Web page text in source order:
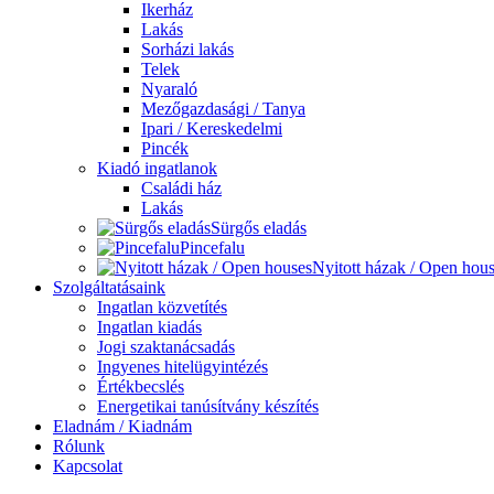
Ikerház
Lakás
Sorházi lakás
Telek
Nyaraló
Mezőgazdasági / Tanya
Ipari / Kereskedelmi
Pincék
Kiadó ingatlanok
Családi ház
Lakás
Sürgős eladás
Pincefalu
Nyitott házak / Open
Szolgáltatásaink
Ingatlan közvetítés
Ingatlan kiadás
Jogi szaktanácsadás
Ingyenes hitelügyintézés
Értékbecslés
Energetikai tanúsítvány készítés
Eladnám / Kiadnám
Rólunk
Kapcsolat